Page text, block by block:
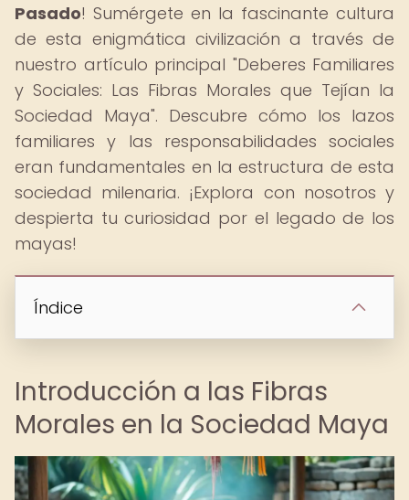
Pasado! Sumérgete en la fascinante cultura
de esta enigmática civilización a través de
nuestro artículo principal "Deberes Familiares
y Sociales: Las Fibras Morales que Tejían la
Sociedad Maya". Descubre cómo los lazos
familiares y las responsabilidades sociales
eran fundamentales en la estructura de esta
sociedad milenaria. ¡Explora con nosotros y
despierta tu curiosidad por el legado de los
mayas!
Índice
Introducción a las Fibras
Morales en la Sociedad Maya